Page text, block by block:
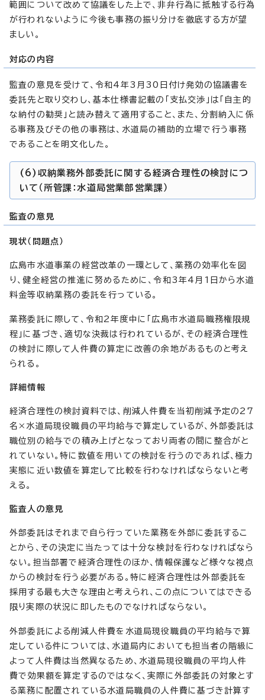
範囲について改めて協議をした上で、非弁行為に抵触する行為
が行われないように今後も事務の振り分けを徹底する方が望
ましい。
対応の内容
監査の意見を受けて、令和4年3月30日付け発効の協議書を
委託先と取り交わし、基本仕様書記載の「支払交渉」は「自主的
な納付の勧奨」と読み替えて適用すること、また、分割納入に係
る事務及びその他の事務は、水道局の補助的立場で行う事務
であることを明文化した。
(6)収納業務外部委託に関する経済合理性の検討につ
いて（所管課：水道局営業部営業課）
監査の意見
現状（問題点）
広島市水道事業の経営改革の一環として、業務の効率化を図
り、健全経営の推進に努めるために、令和3年4月1日から水道
料金等収納業務の委託を行っている。
業務委託に際して、令和2年度中に「広島市水道局職務権限規
程」に基づき、適切な決裁は行われているが、その経済合理性
の検討に際して人件費の算定に改善の余地があるものと考え
られる。
詳細情報
経済合理性の検討資料では、削減人件費を当初削減予定の27
名×水道局現役職員の平均給与で算定しているが、外部委託は
職位別の給与での積み上げとなっており両者の間に整合がと
れていない。特に数値を用いての検討を行うのであれば、極力
実態に近い数値を算定して比較を行わなければならないと考
える。
監査人の意見
外部委託はそれまで自ら行っていた業務を外部に委託するこ
とから、その決定に当たっては十分な検討を行わなければなら
ない。担当部署で経済合理性のほか、情報保護など様々な視点
からの検討を行う必要がある。特に経済合理性は外部委託を
採用する最も大きな理由と考えられ、この点についてはできる
限り実際の状況に即したものでなければならない。
外部委託による削減人件費を水道局現役職員の平均給与で算
定している件については、水道局内においても担当者の階級に
よって人件費は当然異なるため、水道局現役職員の平均人件
費で効果額を算定するのではなく、実際に外部委託の対象とす
る業務に配置されている水道局職員の人件費に基づき計算す